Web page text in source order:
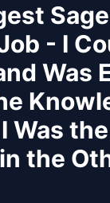
Sage
- I
Was
Was the
the